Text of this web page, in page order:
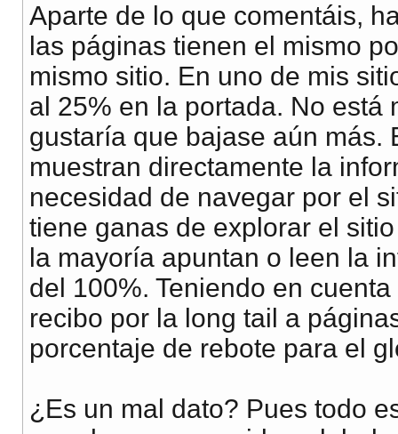
Aparte de lo que comentáis,
las páginas tienen el mismo
mismo sitio. En uno de mis
al 25% en la portada. No está
gustaría que bajase aún más.
muestran directamente la
necesidad de navegar por el
tiene ganas de explorar el
la mayoría apuntan o leen la
del 100%. Teniendo en
recibo por la long tail a
porcentaje de rebote para el
¿Es un mal dato? Pues todo